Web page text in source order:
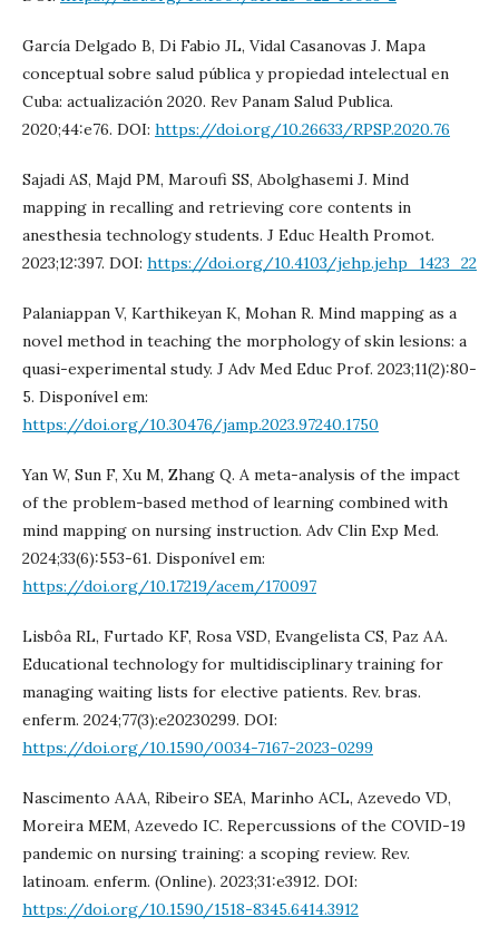
García Delgado B, Di Fabio JL, Vidal Casanovas J. Mapa
conceptual sobre salud pública y propiedad intelectual en
Cuba: actualización 2020. Rev Panam Salud Publica.
2020;44:e76. DOI: https://doi.org/10.26633/RPSP.2020.76
Sajadi AS, Majd PM, Maroufi SS, Abolghasemi J. Mind
mapping in recalling and retrieving core contents in
anesthesia technology students. J Educ Health Promot.
2023;12:397. DOI: https://doi.org/10.4103/jehp.jehp_1423_22
Palaniappan V, Karthikeyan K, Mohan R. Mind mapping as a
novel method in teaching the morphology of skin lesions: a
quasi-experimental study. J Adv Med Educ Prof. 2023;11(2):80-
5. Disponível em:
https://doi.org/10.30476/jamp.2023.97240.1750
Yan W, Sun F, Xu M, Zhang Q. A meta-analysis of the impact
of the problem-based method of learning combined with
mind mapping on nursing instruction. Adv Clin Exp Med.
2024;33(6):553-61. Disponível em:
https://doi.org/10.17219/acem/170097
Lisbôa RL, Furtado KF, Rosa VSD, Evangelista CS, Paz AA.
Educational technology for multidisciplinary training for
managing waiting lists for elective patients. Rev. bras.
enferm. 2024;77(3):e20230299. DOI:
https://doi.org/10.1590/0034-7167-2023-0299
Nascimento AAA, Ribeiro SEA, Marinho ACL, Azevedo VD,
Moreira MEM, Azevedo IC. Repercussions of the COVID-19
pandemic on nursing training: a scoping review. Rev.
latinoam. enferm. (Online). 2023;31:e3912. DOI:
https://doi.org/10.1590/1518-8345.6414.3912